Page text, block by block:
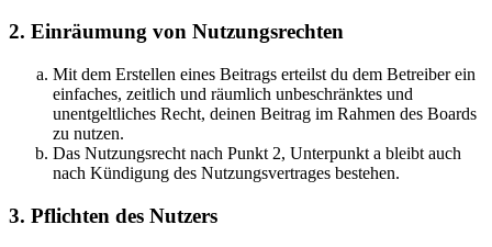
2. Einräumung von Nutzungsrechten
Mit dem Erstellen eines Beitrags erteilst du dem Betreiber ein
einfaches, zeitlich und räumlich unbeschränktes und
unentgeltliches Recht, deinen Beitrag im Rahmen des Boards
zu nutzen.
Das Nutzungsrecht nach Punkt 2, Unterpunkt a bleibt auch
nach Kündigung des Nutzungsvertrages bestehen.
3. Pflichten des Nutzers